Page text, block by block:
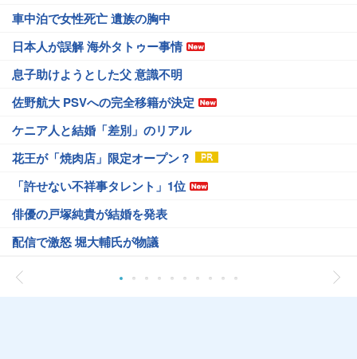
車中泊で女性死亡 遺族の胸中
日本人が誤解 海外タトゥー事情
息子助けようとした父 意識不明
佐野航大 PSVへの完全移籍が決定
ケニア人と結婚「差別」のリアル
花王が「焼肉店」限定オープン？
「許せない不祥事タレント」1位
俳優の戸塚純貴が結婚を発表
配信で激怒 堀大輔氏が物議